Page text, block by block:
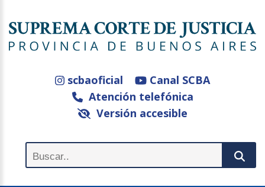
scbaoficial
Canal SCBA
Atención telefónica
Versión accesible